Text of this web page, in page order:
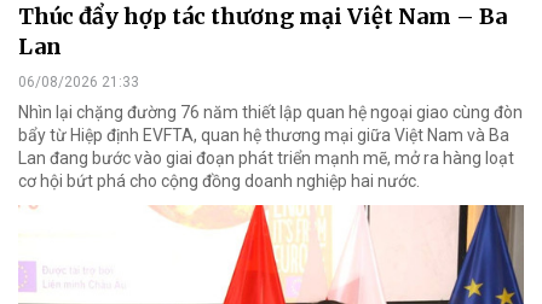
Thúc đẩy hợp tác thương mại Việt Nam – Ba
Lan
06/08/2026 21:33
Nhìn lại chặng đường 76 năm thiết lập quan hệ ngoại giao cùng đòn
bẩy từ Hiệp định EVFTA, quan hệ thương mại giữa Việt Nam và Ba
Lan đang bước vào giai đoạn phát triển mạnh mẽ, mở ra hàng loạt
cơ hội bứt phá cho cộng đồng doanh nghiệp hai nước.